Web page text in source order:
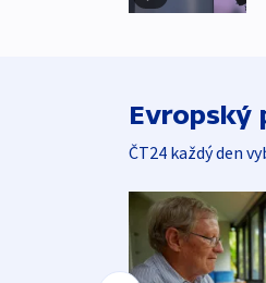
Evropský
ČT24 každý den